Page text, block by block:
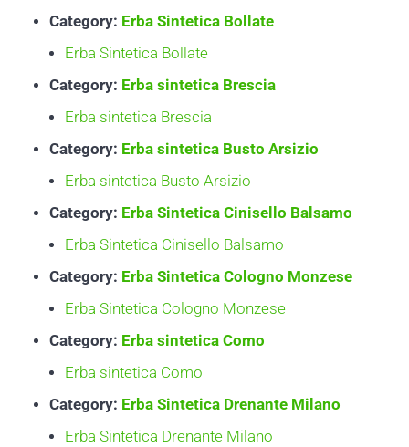
Category: Erba Sintetica Bollate
Erba Sintetica Bollate
Category: Erba sintetica Brescia
Erba sintetica Brescia
Category: Erba sintetica Busto Arsizio
Erba sintetica Busto Arsizio
Category: Erba Sintetica Cinisello Balsamo
Erba Sintetica Cinisello Balsamo
Category: Erba Sintetica Cologno Monzese
Erba Sintetica Cologno Monzese
Category: Erba sintetica Como
Erba sintetica Como
Category: Erba Sintetica Drenante Milano
Erba Sintetica Drenante Milano